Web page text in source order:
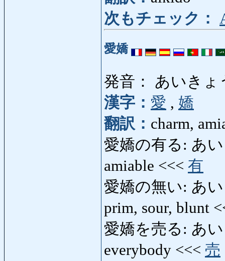
次もチェック：
愛嬌
発音： あいきょ
漢字： 愛 , 嬌
翻訳： charm,
愛嬌の有る: あ
amiable <<< 有
愛嬌の無い: あ
prim, sour, blunt
愛嬌を売る: あ
everybody <<< 売